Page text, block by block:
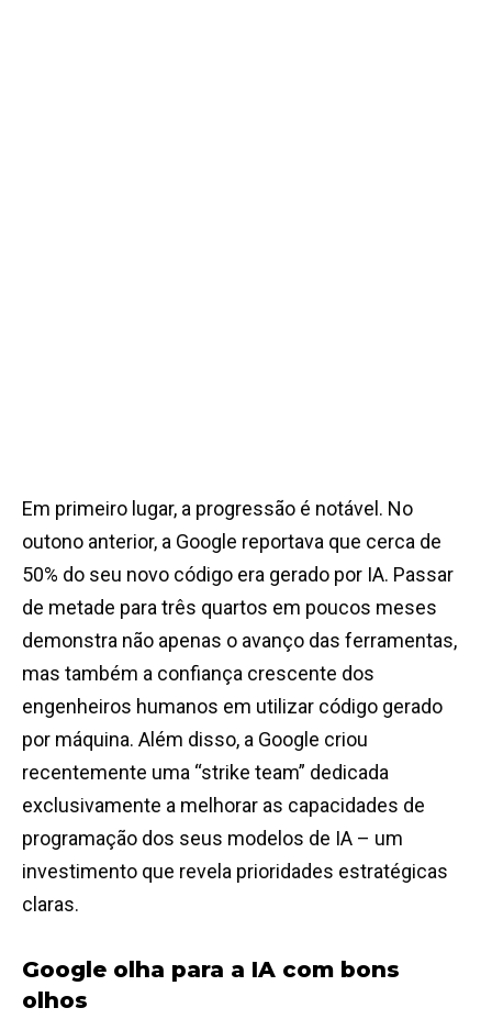
Em primeiro lugar, a progressão é notável. No
outono anterior, a Google reportava que cerca de
50% do seu novo código era gerado por IA. Passar
de metade para três quartos em poucos meses
demonstra não apenas o avanço das ferramentas,
mas também a confiança crescente dos
engenheiros humanos em utilizar código gerado
por máquina. Além disso, a Google criou
recentemente uma “strike team” dedicada
exclusivamente a melhorar as capacidades de
programação dos seus modelos de IA – um
investimento que revela prioridades estratégicas
claras.
Google olha para a IA com bons
olhos